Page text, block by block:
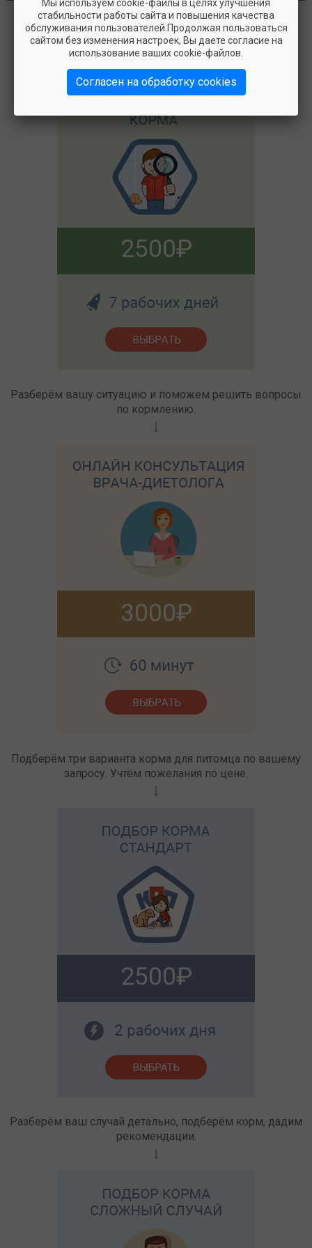
Сделаем балльную оценку и полный обзор корма,
расскажем обо всех его плюсах и минусах.
2500
Разберём вашу ситуацию и поможем решить вопросы
по кормлению.
3000
Подберём три варианта корма для питомца по вашему
запросу. Учтём пожелания по цене.
2500
Разберём ваш случай детально, подберём корм, дадим
рекомендации.
Мы используем cookie-файлы в целях улучшения
стабильности работы сайта и повышения качества
обслуживания пользователей.Продолжая пользоваться
сайтом без изменения настроек, Вы даете согласие на
использование ваших cookie-файлов.
Согласен на обработку cookies